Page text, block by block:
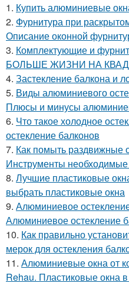
1. Купить алюминиевые
2. Фурнитура при
Описание оконной
3. Комплектующие и
БОЛЬШЕ ЖИЗНИ НА
4. Застекление балкона и
5. Виды алюминиевого
Плюсы и минусы
6. Что такое холодное
остекление балконов
7. Как помыть раздвижные
Инструменты
8. Лучшие пластиковые
выбрать пластиковые окна
9. Алюминиевое
Алюминиевое остекление
10. Как правильно
мерок для остекления
11. Алюминиевые окна от
Rehau. Пластиковые окна